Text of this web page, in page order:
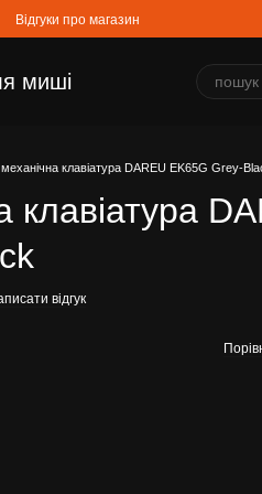
Відгуки про магазин
миші
механічна клавіатура DAREU EK65G Grey-
клавіатура
відгук